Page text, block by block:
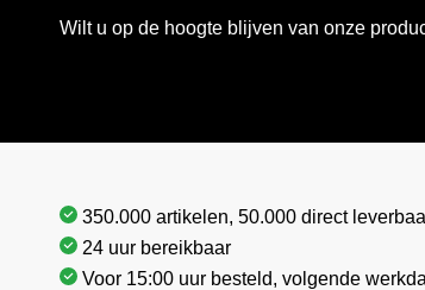
Wilt u op de hoogte blijven van onze
350.000 artikelen, 50.000 direct
24 uur bereikbaar
Voor 15:00 uur besteld, volgende